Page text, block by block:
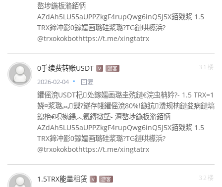
嶅埗鍦板潃銆怲
AZdAh5LU55aUPPZkgF4rupQwg6inQ5J5X銆戣浆 1.5
TRX鍗冲彲0鎵嬬画璐硅浆璐?TG鏈哄櫒浜?
@trxokokbothttps://t.me/xingtatrx
0手续费转账USDT V 游客 31楼
2026-02-04 回复
鑺傜渷USDT杞处鎵嬬画璐圭殑鏈€浣虫柟妗?- 1.5 TRX=1
娆¤浆璐︽鏁?鐩存帴鑺傜渷80%!鏃犺瀵规柟鏈夋病鏈塙
鎴栬€呮槸鍚︿氦鏄撴墍- 澶嶅埗鍦板潃銆怲
AZdAh5LU55aUPPZkgF4rupQwg6inQ5J5X銆戣浆 1.5
TRX鍗冲彲0鎵嬬画璐硅浆璐?TG鏈哄櫒浜?
@trxokokbothttps://t.me/xingtatrx
1.5TRX能量租赁 V 游客 32楼